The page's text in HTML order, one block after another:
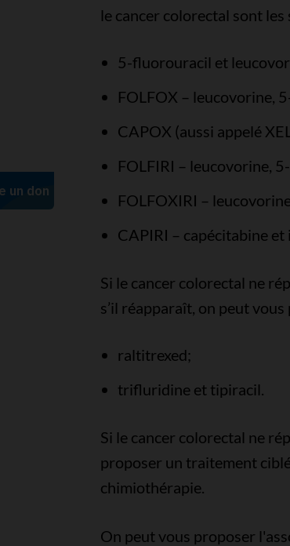
le cancer colorectal sont les
5-fluorouracil et
FOLFOX – leucovorine,
CAPOX (aussi appelé
FOLFIRI – leucovorine,
FOLFOXIRI –
CAPIRI – capécitabine et
Si le cancer colorectal ne
s’il réapparaît, on peut
raltitrexed;
trifluridine et tipiracil.
Si le cancer colorectal ne
proposer un traitement
chimiothérapie.
On peut vous proposer